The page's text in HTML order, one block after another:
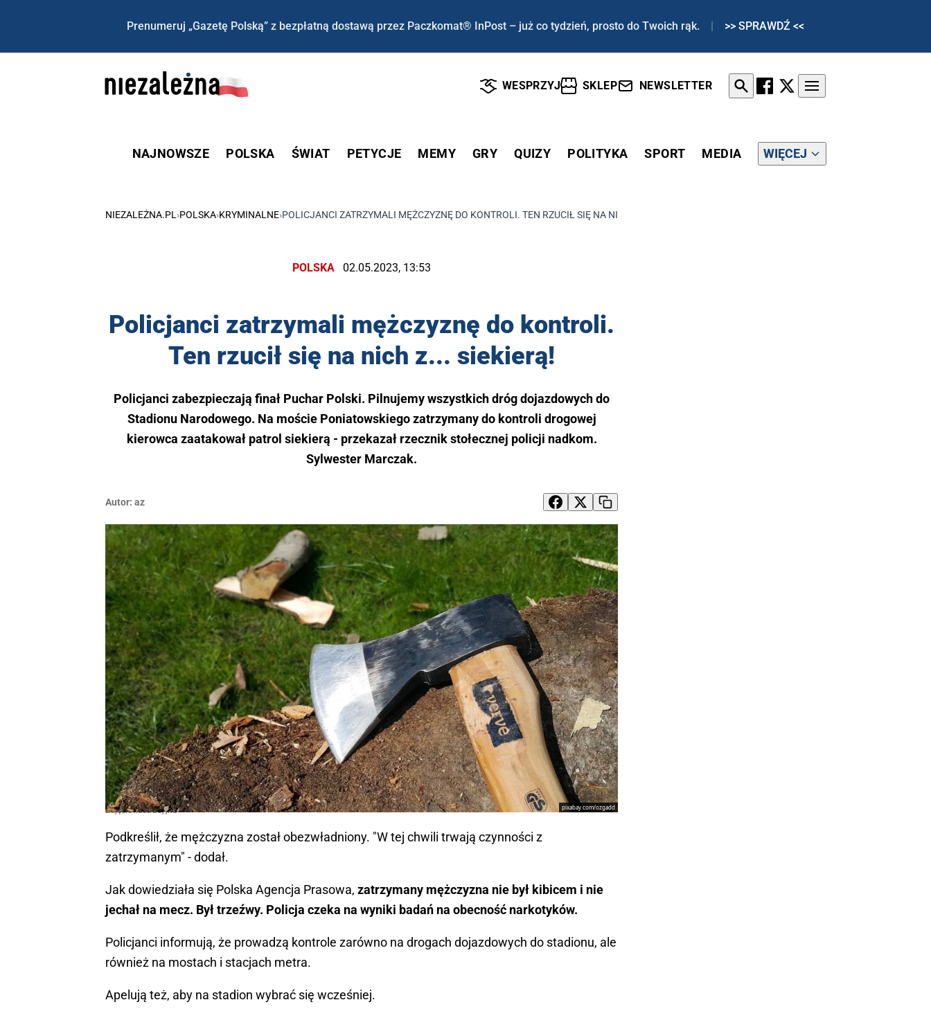
Prenumeruj „Gazetę Polską” z bezpłatną dostawą przez Paczkomat® InPost – już co tydzień, prosto do Twoich rąk. | >> SPRAWDŹ <<
WESPRZYJ SKLEP NEWSLETTER
NAJNOWSZE POLSKA ŚWIAT PETYCJE MEMY GRY QUIZY POLITYKA SPORT MEDIA WIĘCEJ
NIEZALEŻNA.PL ›POLSKA›KRYMINALNE›POLICJANCI ZATRZYMALI MĘŻCZYZNĘ DO KONTROLI. TEN RZUCIŁ SIĘ NA NICH Z... SIEKIERĄ!
POLSKA 02.05.2023, 13:53
Policjanci zatrzymali mężczyznę do kontroli.
Ten rzucił się na nich z... siekierą!
Policjanci zabezpieczają finał Puchar Polski. Pilnujemy wszystkich dróg dojazdowych do
Stadionu Narodowego. Na moście Poniatowskiego zatrzymany do kontroli drogowej
kierowca zaatakował patrol siekierą - przekazał rzecznik stołecznej policji nadkom.
Sylwester Marczak.
Autor: az
pixabay.com/ozgadd
Zdjęcie ilustracyjne
Podkreślił, że mężczyzna został obezwładniony. "W tej chwili trwają czynności z
zatrzymanym" - dodał.
Jak dowiedziała się Polska Agencja Prasowa, zatrzymany mężczyzna nie był kibicem i nie
jechał na mecz. Był trzeźwy. Policja czeka na wyniki badań na obecność narkotyków.
Policjanci informują, że prowadzą kontrole zarówno na drogach dojazdowych do stadionu, ale
również na mostach i stacjach metra.
Apelują też, aby na stadion wybrać się wcześniej.